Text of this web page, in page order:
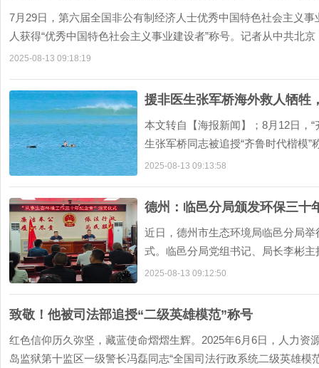
7月29日，第六届全国非公有制经济人士优秀中国特色社会主义
人获得“优秀中国特色社会主义事业建设者”称号。记者从中共北京
2025-08-13 09:18:19
援非医生张军桥海外救人牺牲
本文转自【海报新闻】；8月12日，
生张军桥同志被追授“齐鲁时代楷模
队长、麻醉科
2025-08-13 09:13:58
德州：临邑分局颁发环保三十
近日，德州市生态环境局临邑分局
式。临邑分局党组书记、局长李彬
公厅《关于印发&l
2025-08-13 09:12:50
致敬！他被司法部追授“二级英雄模范”称号
红色信仰历久弥坚，藏蓝使命熠熠生辉。2025年6月6日，人力资
岛监狱第十监区一级警长冯磊同志“全国司法行政系统二级英雄模